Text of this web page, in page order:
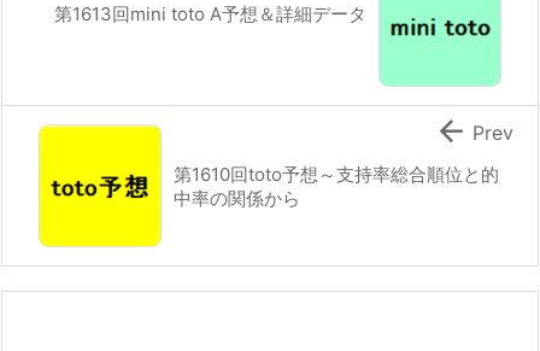
第1613回mini toto A予想＆詳細データ
第1610回toto予想～支持率総合順位と的
中率の関係から
 Prev